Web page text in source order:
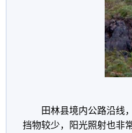
田林县境内公路沿线
挡物较少，阳光照射也非